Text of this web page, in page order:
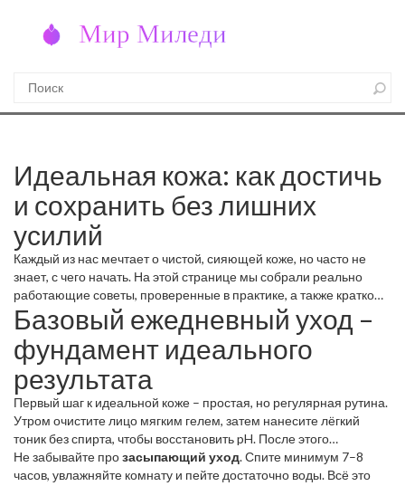
Идеальная кожа: как достичь
и сохранить без лишних
усилий
Каждый из нас мечтает о чистой, сияющей коже, но часто не
знает, с чего начать. На этой странице мы собрали реально
работающие советы, проверенные в практике, а также кратко
расскажем о популярных процедурах, которые помогут вам
выглядеть великолепно каждый день.
Базовый ежедневный уход –
фундамент идеального
результата
Первый шаг к идеальной коже – простая, но регулярная рутина.
Утром очистите лицо мягким гелем, затем нанесите лёгкий
тоник без спирта, чтобы восстановить pH. После этого
используйте сыворотку с витамином C или морковным
экстрактом – они ускоряют обновление клеток и делают тон
Не забывайте прозасыпающий уход. Спите минимум 7–8
часов, увлажняйте комнату и пейте достаточно воды. Всё это